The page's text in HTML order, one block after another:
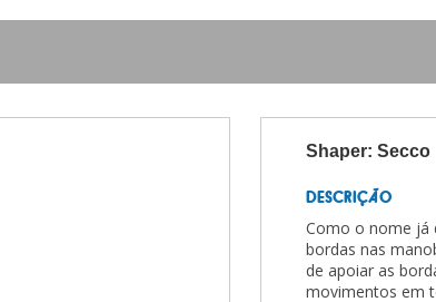
Shaper: Secco
DESCRIÇÃO
Como o nome já
bordas nas
de apoiar as
movimentos em